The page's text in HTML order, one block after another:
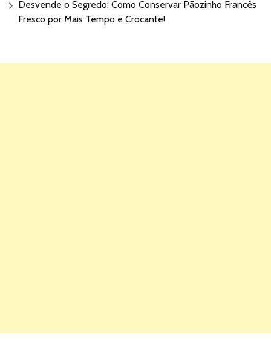
Desvende o Segredo: Como Conservar Pãozinho Francês
Fresco por Mais Tempo e Crocante!